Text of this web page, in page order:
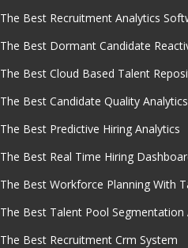
The Best Recruitment Analytics
The Best Dormant Candidate
The Best Cloud Based Talent
The Best Candidate Quality Analytics
The Best Predictive Hiring Analytics
The Best Real Time Hiring
The Best Workforce Planning With
The Best Talent Pool Segmentation
The Best Recruitment Crm System